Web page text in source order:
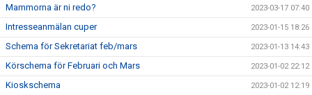
Mammorna är ni redo? 2023-03-17 07:40
Intresseanmälan cuper 2023-01-15 18:26
Schema för Sekretariat feb/mars 2023-01-13 14:43
Körschema för Februari och Mars 2023-01-02 22:12
Kioskschema 2023-01-02 12:19